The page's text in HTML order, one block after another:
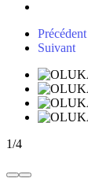
Précédent
Suivant
1/4